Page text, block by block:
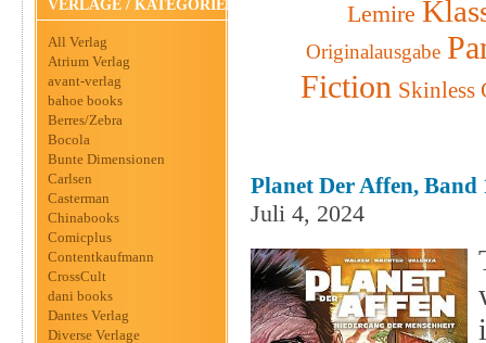
VERLAGE / KATEGORIEN
All Verlag
Atrium Verlag
avant-verlag
bahoe books
Berres/Zebra
Bocola
Bunte Dimensionen
Carlsen
Casterman
Chinabooks
Comicplus
Contentkaufmann
CrossCult
dani books
Dantes Verlag
Diverse Verlage
Lemire
Originalausgabe
Fiction Skinless
Planet Der Affen, Band
Juli 4, 2024